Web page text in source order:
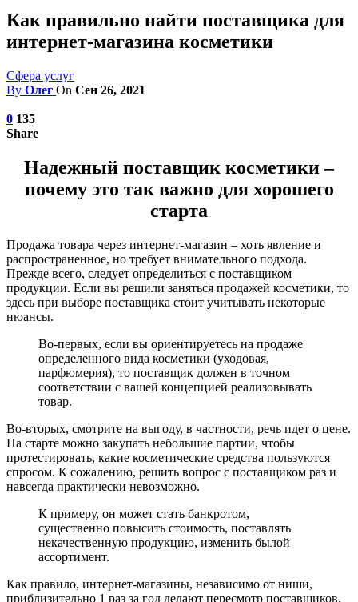
Как правильно найти поставщика для
интернет-магазина косметики
Сфера услуг
By Олег On Сен 26, 2021
0 135
Share
Надежный поставщик косметики –
почему это так важно для хорошего
старта
Продажа товара через интернет-магазин – хоть явление и
распространенное, но требует внимательного подхода.
Прежде всего, следует определиться с поставщиком
продукции. Если вы решили заняться продажей косметики, то
здесь при выборе поставщика стоит учитывать некоторые
нюансы.
Во-первых, если вы ориентируетесь на продаже
определенного вида косметики (уходовая,
парфюмерия), то поставщик должен в точном
соответствии с вашей концепцией реализовывать
товар.
Во-вторых, смотрите на выгоду, в частности, речь идет о цене.
На старте можно закупать небольшие партии, чтобы
протестировать, какие косметические средства пользуются
спросом. К сожалению, решить вопрос с поставщиком раз и
навсегда практически невозможно.
К примеру, он может стать банкротом,
существенно повысить стоимость, поставлять
некачественную продукцию, изменить былой
ассортимент.
Как правило, интернет-магазины, независимо от ниши,
приблизительно 1 раз за год делают пересмотр поставщиков.